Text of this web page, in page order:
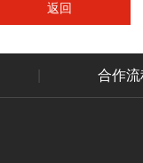
返回
合作流